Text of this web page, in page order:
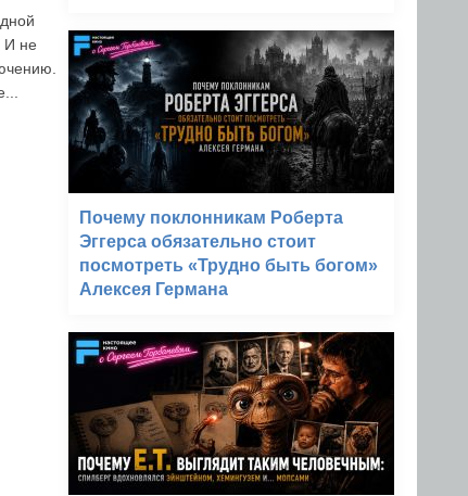
И не
Почему поклонникам Роберта
Эггерса обязательно стоит
посмотреть «Трудно быть богом»
Алексея Германа